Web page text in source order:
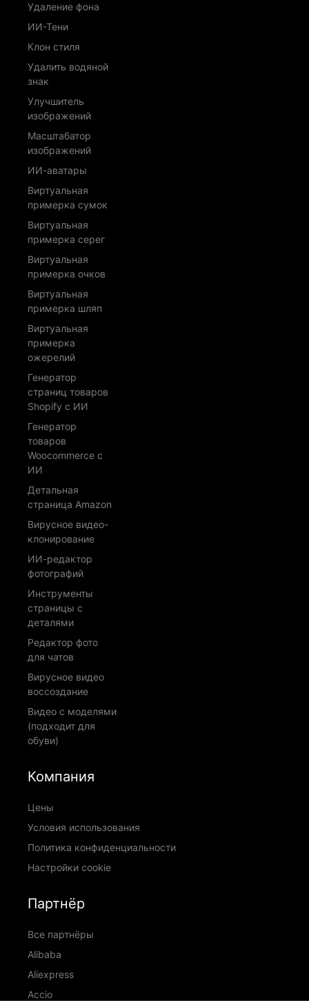
Удаление фона
ИИ-Тени
Клон стиля
Удалить водяной
знак
Улучшитель
изображений
Масштабатор
изображений
ИИ-аватары
Виртуальная
примерка сумок
Виртуальная
примерка серег
Виртуальная
примерка очков
Виртуальная
примерка шляп
Виртуальная
примерка
ожерелий
Генератор
страниц товаров
Shopify с ИИ
Генератор
товаров
Woocommerce с
ИИ
Детальная
страница Amazon
Вирусное видео-
клонирование
ИИ-редактор
фотографий
Инструменты
страницы с
деталями
Редактор фото
для чатов
Вирусное видео
воссоздание
Видео с моделями
(подходит для
обуви)
Компания
Цены
Условия использования
Политика конфиденциальности
Настройки cookie
Партнёр
Все партнёры
Alibaba
Aliexpress
Accio